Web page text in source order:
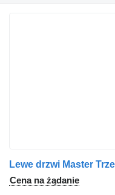
Cena na żądanie